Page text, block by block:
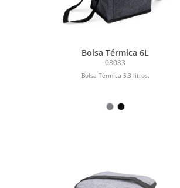
Bolsa Térmica 6L
08083
Bolsa Térmica 5,3 litros.